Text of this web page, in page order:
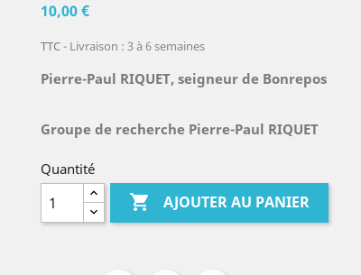
10,00 €
TTC Livraison : 3 à 6 semaines
Pierre-Paul RIQUET, seigneur de Bonrepos
Groupe de recherche Pierre-Paul RIQUET
Quantité
 AJOUTER AU PANIER